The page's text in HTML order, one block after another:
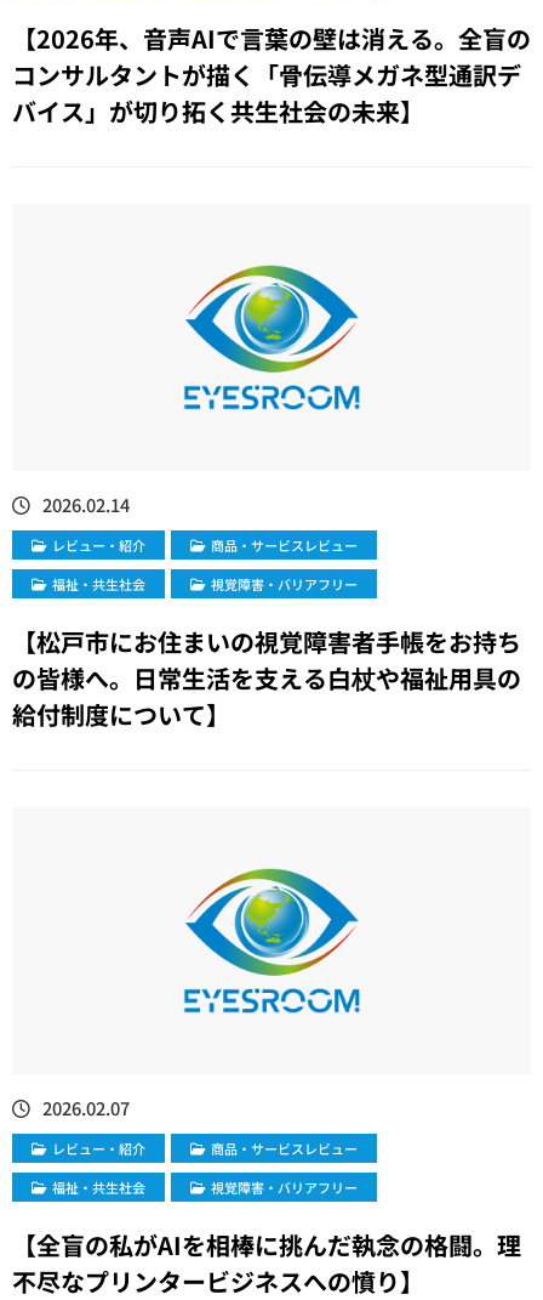
【2026年、音声AIで言葉の壁は消える。全盲の
コンサルタントが描く「骨伝導メガネ型通訳デ
バイス」が切り拓く共生社会の未来】
2026.02.14
レビュー・紹介
商品・サービスレビュー
福祉・共生社会
視覚障害・バリアフリー
【松戸市にお住まいの視覚障害者手帳をお持ち
の皆様へ。日常生活を支える白杖や福祉用具の
給付制度について】
2026.02.07
レビュー・紹介
商品・サービスレビュー
福祉・共生社会
視覚障害・バリアフリー
【全盲の私がAIを相棒に挑んだ執念の格闘。理
不尽なプリンタービジネスへの憤り】